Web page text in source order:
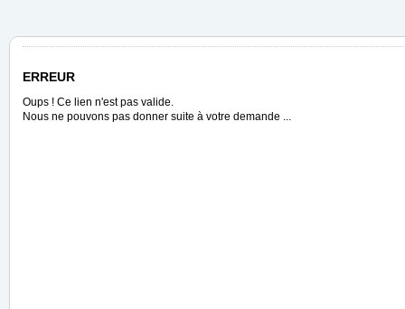
ERREUR
Oups ! Ce lien n'est pas valide.
Nous ne pouvons pas donner suite à votre demande ...